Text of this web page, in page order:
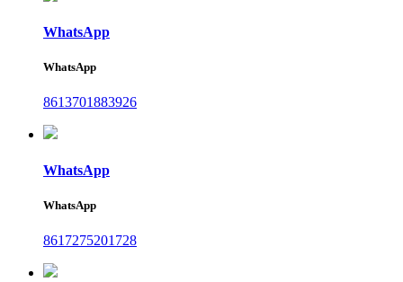
WhatsApp
WhatsApp
8613701883926
WhatsApp
WhatsApp
8617275201728